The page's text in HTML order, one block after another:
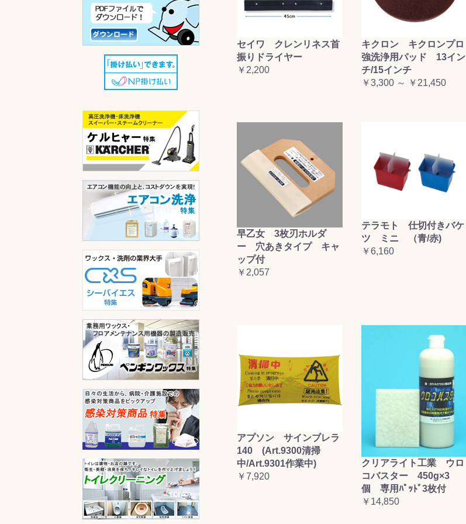
お買い物を続ける カートへ進む
セイワ クレンリネス首
振りドライヤー
￥2,200
キクロン キクロンプロ
強洗浄用パッド 13イン
チ/15インチ
￥3,300 ～ ￥21,450
早乙女 3枚刃ホルダ
ー 穴あきタイプ キャ
ップ付
￥2,057
テラモト 仕切付きバケ
ツ ミニ （青/赤)
￥6,160
アプソン サインブレラ
140 (Art.9300清掃
中/Art.9301作業中)
￥7,920
クリアライト工業 ウロ
コバスター 450g×3
個 専用ﾊﾟｯﾄﾞ3枚付
￥14,850